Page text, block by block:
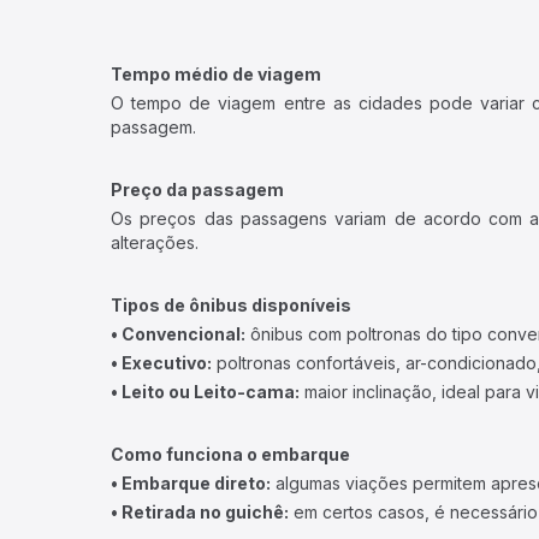
Tempo médio de viagem
O tempo de viagem entre as cidades pode variar
passagem.
Preço da passagem
Os preços das passagens variam de acordo com
alterações.
Tipos de ônibus disponíveis
• Convencional: ônibus com poltronas do tipo
• Executivo: poltronas confortáveis, ar-
• Leito ou Leito-cama: maior inclinação, ideal para
Como funciona o embarque
• Embarque direto: algumas viações permitem
• Retirada no guichê: em certos casos, é